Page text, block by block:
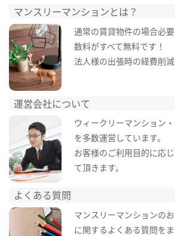
マンスリーマンションとは？
通常の賃貸物件の場合必
数料がすべて無料です！
法人様の出張時の経費削減
運営会社について
ウィークリーマンション
を多数運営しています。
お客様のご利用目的に応
て頂きます。
よくある質問
マンスリーマンションの
に関するよくある質問をま